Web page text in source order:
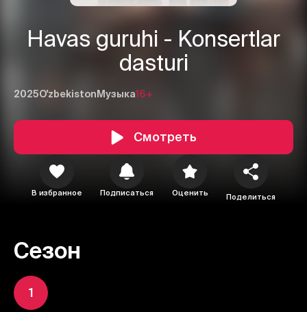
Havas guruhi - Konsertlar
dasturi
2025O'zbekiston Музыка16+
Смотреть
В избранное Подписаться Оценить Поделиться
Сезон
1